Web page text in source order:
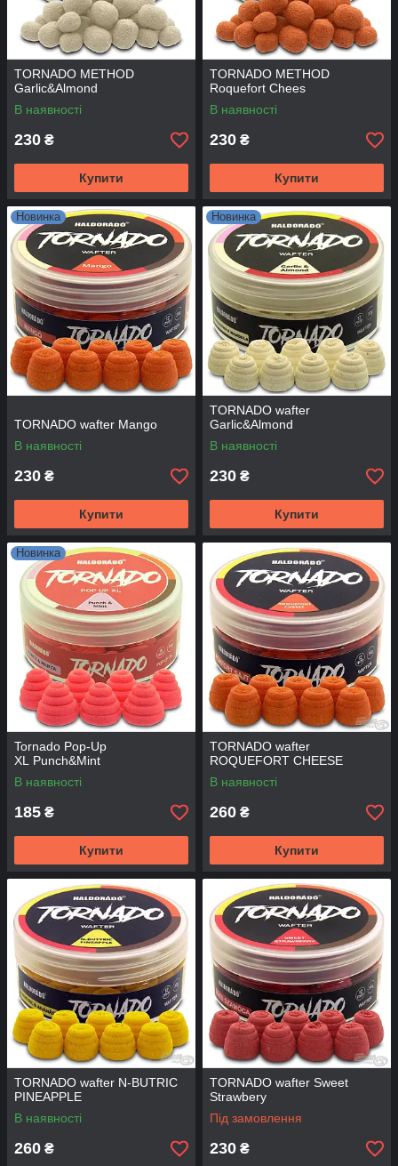
TORNADO METHOD
Garlic&Almond
В наявності
230 ₴
Купити
TORNADO METHOD
Roquefort Chees
В наявності
230 ₴
Купити
Новинка
TORNADO wafter Mango
В наявності
230 ₴
Купити
Новинка
TORNADO wafter
Garlic&Almond
В наявності
230 ₴
Купити
Новинка
Tornado Pop-Up
XL Punch&Mint
В наявності
185 ₴
Купити
TORNADO wafter
ROQUEFORT CHEESE
В наявності
260 ₴
Купити
TORNADO wafter N-BUTRIC
PINEAPPLE
В наявності
260 ₴
TORNADO wafter Sweet
Strawbery
Під замовлення
230 ₴